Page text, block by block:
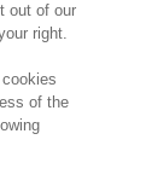
out of our
right.
of the